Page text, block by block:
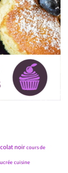
noir cours de
cuisine